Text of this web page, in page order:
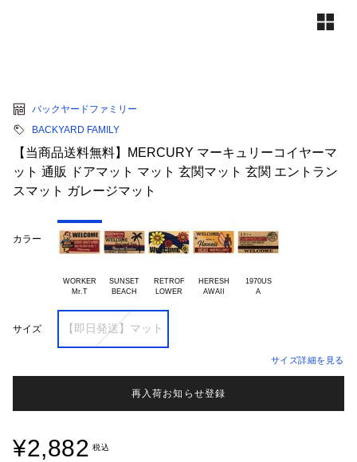
バックヤードファミリー
BACKYARD FAMILY
【当商品送料無料】MERCURY マーキュリーコイヤーマ
ット 通販 ドアマット マット 玄関マット 玄関 エントラン
スマット ガレージマット
カラー
WORKER
SUNSET
RETROF
HERESH
1970US
サイズ 【即日発送】マット
サイズ詳細を見る
再入荷お知らせ登録
¥2,882 税込